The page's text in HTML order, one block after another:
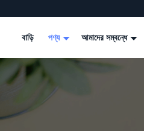
বাড়ি পণ্য আমাদের সম্বন্ধে